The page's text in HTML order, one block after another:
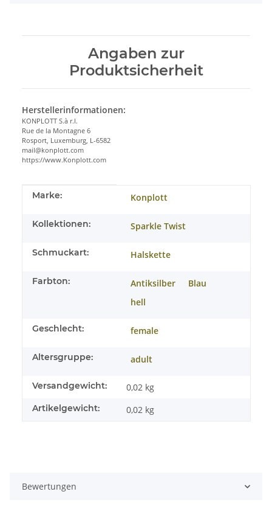
Angaben zur
Produktsicherheit
Herstellerinformationen:
KONPLOTT S.à r.l.
Rue de la Montagne 6
Rosport, Luxemburg, L-6582
mail@konplott.com
https://www.Konplott.com
Produkteigenschaft
Wert
Marke: Konplott
Kollektionen: Sparkle Twist
Schmuckart: Halskette
Farbton: Antiksilber
Blau
hell
Geschlecht: female
Altersgruppe: adult
Versandgewicht: 0,02 kg
Artikelgewicht: 0,02 kg
Bewertungen